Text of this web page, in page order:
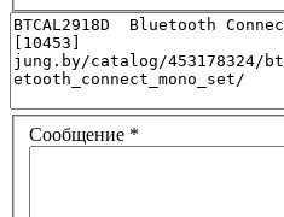
Сообщение *